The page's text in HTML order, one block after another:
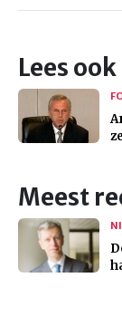
Lees ook
Meest